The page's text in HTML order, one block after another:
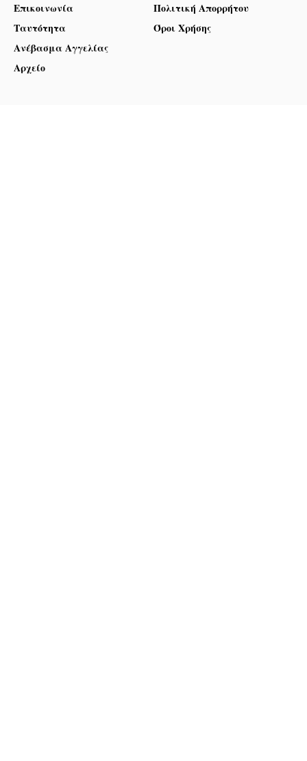
Επικοινωνία
Ταυτότητα
Ανέβασμα Αγγελίας
Αρχείο
Πολιτική Απορρήτου
Όροι Χρήσης